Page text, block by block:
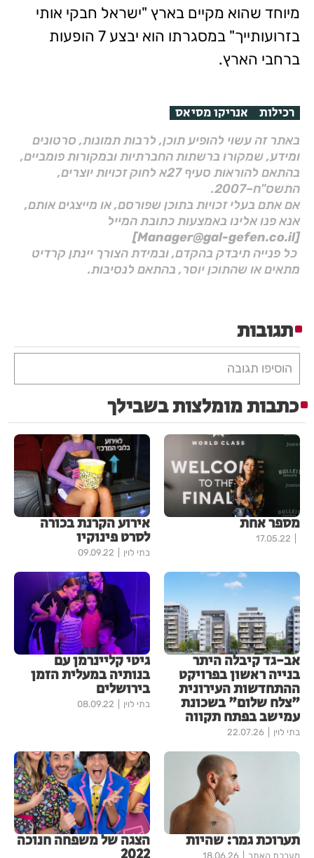
מיוחד שהוא מקיים בארץ "ישראל חבקי אותי
בזרועותייך" במסגרתו הוא יבצע 7 הופעות
ברחבי הארץ.
רכילות אנריקו מסיאס
באתר זה עשוי להופיע תוכן, לרבות תמונות, סרטונים
ומידע, שמקורו ברשתות החברתיות ובמקורות פומביים,
בהתאם להוראות סעיף 27א לחוק זכויות יוצרים,
התשס"ח–2007.
אם אתם בעלי זכויות בתוכן שפורסם, או מייצגים אותם,
אנא פנו אלינו באמצעות כתובת המייל
[Manager@gal-gefen.co.il]
כל פנייה תיבדק בהקדם, ובמידת הצורך יינתן קרדיט
מתאים או שהתוכן יוסר, בהתאם לנסיבות.
תגובות
הוסיפו תגובה
כתבות מומלצות בשבילך
מספר אחת
17.05.22
אירוע הקרנת בכורה
לסרט פינוקיו
בתי לוין 09.09.22
אב-גד קיבלה היתר
בנייה ראשון בפרויקט
ההתחדשות העירונית
"צלח שלום" בשכונת
עמישב בפתח תקווה
בתי לוין 22.07.26
גיטי קליינרמן עם
בנותיה במעלית הזמן
בירושלים
בתי לוין 08.09.22
תערוכת גמר: שהיות
מערכת האתר 18.06.26
הצגה של משפחה חנוכה